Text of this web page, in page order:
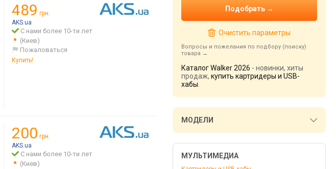
489 грн.
AKS.ua
С нами более 10-ти лет
(Киев)
Пожаловаться
Купить!
200 грн.
AKS.ua
С нами более 10-ти лет
(Киев)
Очистить параметры
Вопросы и пожелания по подбору (поиску)
товара
Каталог Walker 2026 - новинки, хиты
продаж, купить картридеры и USB-
хабы
МОДЕЛИ
МУЛЬТИМЕДИА